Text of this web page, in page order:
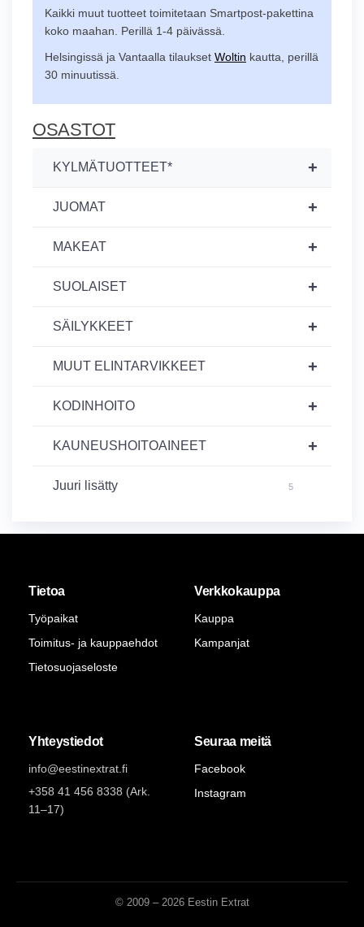
Kaikki muut tuotteet toimitetaan Smartpost-pakettina
koko maahan. Perillä 1-4 päivässä.
Helsingissä ja Vantaalla tilaukset Woltin kautta, perillä
30 minuutissä.
OSASTOT
+
KYLMÄTUOTTEET*
+
JUOMAT
+
MAKEAT
+
SUOLAISET
+
SÄILYKKEET
+
MUUT ELINTARVIKKEET
+
KODINHOITO
+
KAUNEUSHOITOAINEET
Juuri lisätty 5
Tietoa
Työpaikat
Toimitus- ja kauppaehdot
Tietosuojaseloste
Verkkokauppa
Kauppa
Kampanjat
Yhteystiedot
info@eestinextrat.fi
+358 41 456 8338 (Ark.
11–17)
Seuraa meitä
Facebook
Instagram
© 2009 – 2026 Eestin Extrat